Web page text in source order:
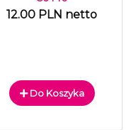
12.00 PLN netto
Do Koszyka